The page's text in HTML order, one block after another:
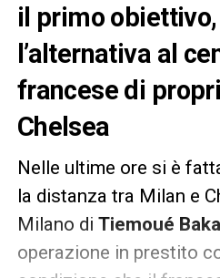
il primo
l’alternativa al
francese di
Chelsea
Nelle ultime ore si è
la distanza tra Milan e
Milano di Tiemoué
operazione in prestito